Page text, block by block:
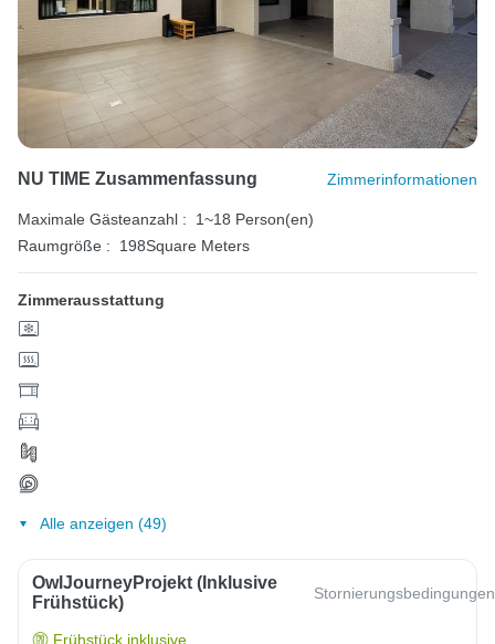
NU TIME Zusammenfassung Zimmerinformationen
Maximale Gästeanzahl :
1~18 Person(en)
Raumgröße :
198Square Meters
Zimmerausstattung
Alle anzeigen (49)
OwlJourneyProjekt (inklusive
Frühstück)
Stornierungsbedingungen
Frühstück inklusive